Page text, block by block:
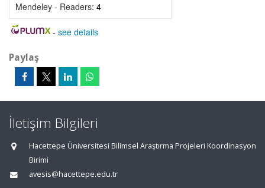
Mendeley - Readers: 4
- see details
Paylaş
İletişim Bilgileri
Hacettepe Üniversitesi Bilimsel Araştırma Projeleri Koordinasyon
Birimi
avesis@hacettepe.edu.tr